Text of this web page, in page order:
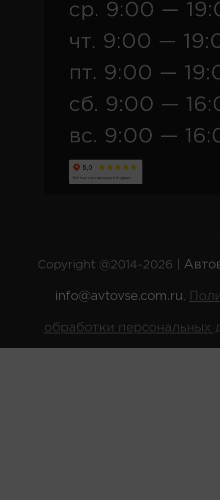
ср. 9:00 —
чт. 9:00 —
пт. 9:00 —
сб. 9:00 —
вс. 9:00 —
Copyright @2014-2026 |
info@avtovse.com.ru,
обработки персональных